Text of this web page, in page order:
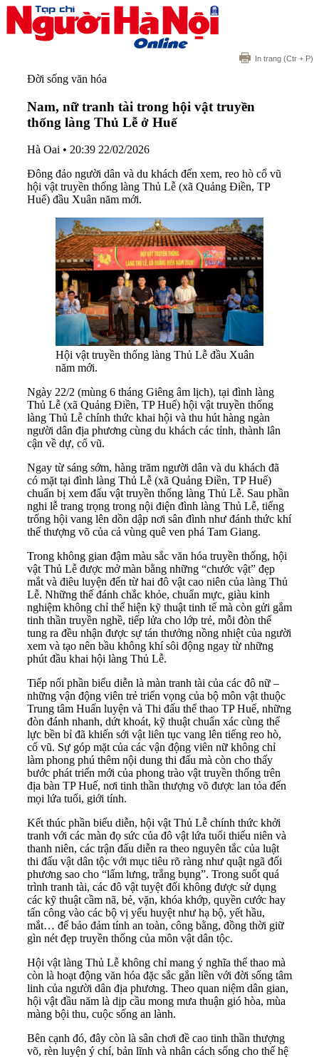
In trang (Ctr + P)
Đời sống văn hóa
Nam, nữ tranh tài trong hội vật truyền
thống làng Thủ Lễ ở Huế
Hà Oai • 20:39 22/02/2026
Đông đảo người dân và du khách đến xem, reo hò cổ vũ
hội vật truyền thống làng Thủ Lễ (xã Quảng Điền, TP
Huế) đầu Xuân năm mới.
Hội vật truyền thống làng Thủ Lễ đầu Xuân
năm mới.
Ngày 22/2 (mùng 6 tháng Giêng âm lịch), tại đình làng
Thủ Lễ (xã Quảng Điền, TP Huế) hội vật truyền thống
làng Thủ Lễ chính thức khai hội và thu hút hàng ngàn
người dân địa phương cùng du khách các tỉnh, thành lân
cận về dự, cổ vũ.
Ngay từ sáng sớm, hàng trăm người dân và du khách đã
có mặt tại đình làng Thủ Lễ (xã Quảng Điền, TP Huế)
chuẩn bị xem đấu vật truyền thống làng Thủ Lễ. Sau phần
nghi lễ trang trọng trong nội điện đình làng Thủ Lễ, tiếng
trống hội vang lên dồn dập nơi sân đình như đánh thức khí
thế thượng võ của cả vùng quê ven phá Tam Giang.
Trong không gian đậm màu sắc văn hóa truyền thống, hội
vật Thủ Lễ được mở màn bằng những “chước vật” đẹp
mắt và điêu luyện đến từ hai đô vật cao niên của làng Thủ
Lễ. Những thế đánh chắc khỏe, chuẩn mực, giàu kinh
nghiệm không chỉ thể hiện kỹ thuật tinh tế mà còn gửi gắm
tinh thần truyền nghề, tiếp lửa cho lớp trẻ, mỗi đòn thế
tung ra đều nhận được sự tán thưởng nồng nhiệt của người
xem và tạo nên bầu không khí sôi động ngay từ những
phút đầu khai hội làng Thủ Lễ.
Tiếp nối phần biểu diễn là màn tranh tài của các đô nữ –
những vận động viên trẻ triển vọng của bộ môn vật thuộc
Trung tâm Huấn luyện và Thi đấu thể thao TP Huế, những
đòn đánh nhanh, dứt khoát, kỹ thuật chuẩn xác cùng thể
lực bền bỉ đã khiến sới vật liên tục vang lên tiếng reo hò,
cổ vũ. Sự góp mặt của các vận động viên nữ không chỉ
làm phong phú thêm nội dung thi đấu mà còn cho thấy
bước phát triển mới của phong trào vật truyền thống trên
địa bàn TP Huế, nơi tinh thần thượng võ được lan tỏa đến
mọi lứa tuổi, giới tính.
Kết thúc phần biểu diễn, hội vật Thủ Lễ chính thức khởi
tranh với các màn đọ sức của đô vật lứa tuổi thiếu niên và
thanh niên, các trận đấu diễn ra theo nguyên tắc của luật
thi đấu vật dân tộc với mục tiêu rõ ràng như quật ngã đối
phương sao cho “lấm lưng, trắng bụng”. Trong suốt quá
trình tranh tài, các đô vật tuyệt đối không được sử dụng
các kỹ thuật cầm nã, bẻ, vặn, khóa khớp, quyền cước hay
tấn công vào các bộ vị yếu huyệt như hạ bộ, yết hầu,
mắt… để bảo đảm tính an toàn, công bằng, đồng thời giữ
gìn nét đẹp truyền thống của môn vật dân tộc.
Hội vật làng Thủ Lễ không chỉ mang ý nghĩa thể thao mà
còn là hoạt động văn hóa đặc sắc gắn liền với đời sống tâm
linh của người dân địa phương. Theo quan niệm dân gian,
hội vật đầu năm là dịp cầu mong mưa thuận gió hòa, mùa
màng bội thu, cuộc sống an lành.
Bên cạnh đó, đây còn là sân chơi đề cao tinh thần thượng
võ, rèn luyện ý chí, bản lĩnh và nhân cách sống cho thế hệ